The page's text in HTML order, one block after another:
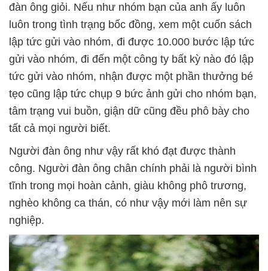
đàn ông giỏi. Nếu như nhóm bạn của anh ấy luôn
luôn trong tình trạng bốc đồng, xem một cuốn sách
lập tức gửi vào nhóm, đi được 10.000 bước lập tức
gửi vào nhóm, đi đến một công ty bất kỳ nào đó lập
tức gửi vào nhóm, nhận được một phần thưởng bé
tẹo cũng lập tức chụp 9 bức ảnh gửi cho nhóm bạn,
tâm trạng vui buồn, giận dữ cũng đều phô bày cho
tất cả mọi người biết.
Người đàn ông như vậy rất khó đạt được thành
công. Người đàn ông chân chính phải là người bình
tĩnh trong mọi hoàn cảnh, giàu không phô trương,
nghèo không ca thán, có như vậy mới làm nên sự
nghiệp.